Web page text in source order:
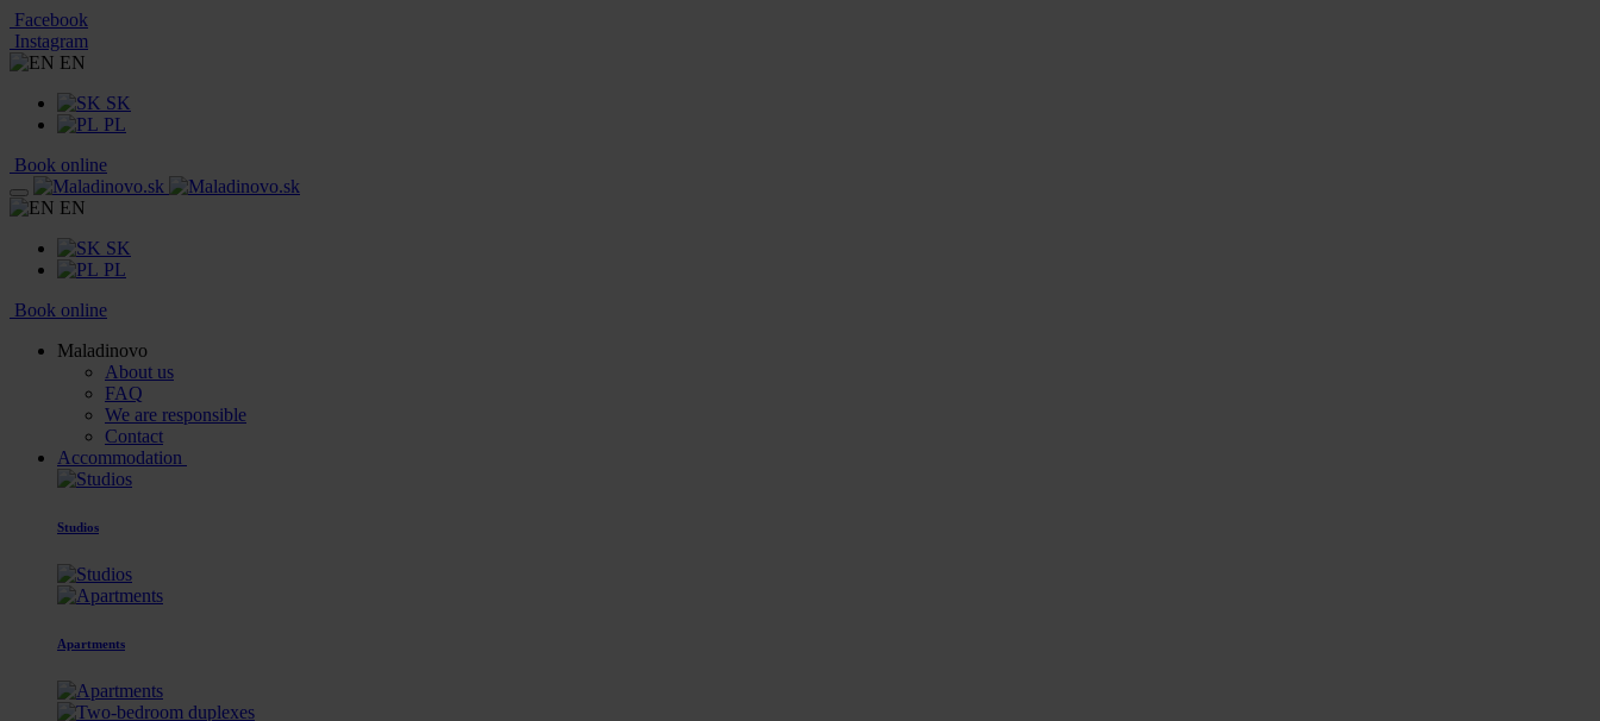
Facebook
Instagram
EN
SK
PL
Book online
EN
SK
PL
Book online
Maladinovo
About us
FAQ
We are responsible
Contact
Accommodation
Studios
Apartments